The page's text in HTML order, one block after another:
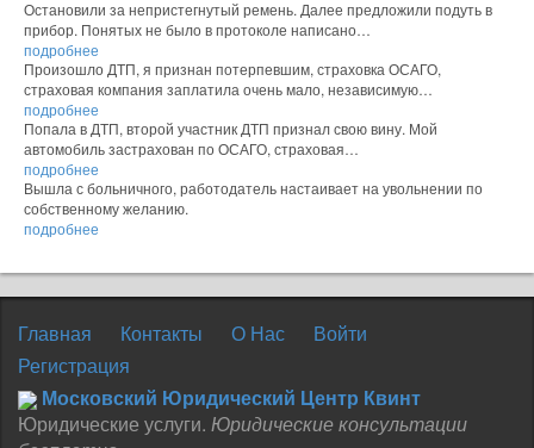
Остановили за непристегнутый ремень. Далее предложили подуть в
прибор. Понятых не было в протоколе написано…
подробнее
Произошло ДТП, я признан потерпевшим, страховка ОСАГО,
страховая компания заплатила очень мало, независимую…
подробнее
Попала в ДТП, второй участник ДТП признал свою вину. Мой
автомобиль застрахован по ОСАГО, страховая…
подробнее
Вышла с больничного, работодатель настаивает на увольнении по
собственному желанию.
подробнее
Главная Контакты О Нас
Войти
Регистрация
Московский Юридический Центр Квинт
Юридические услуги. Юридические консультации